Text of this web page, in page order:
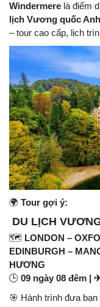
Windermere là điểm
lịch Vương quốc
– tour cao cấp, lịch
🌍 Tour gợi ý:
DU LỊCH
🗺 LONDON –
EDINBURGH –
HƯƠNG
🕒 09 ngày 08 đêm |
🎯 Hành trình đưa